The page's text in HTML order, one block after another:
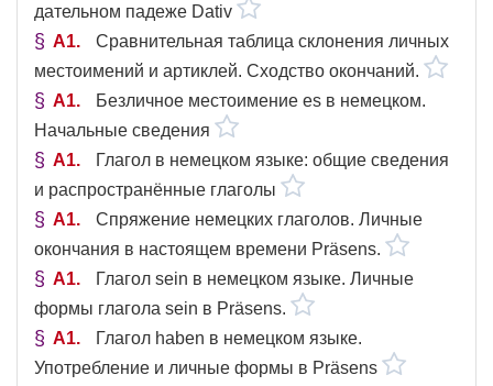
дательном падеже Dativ
A1
Сравнительная таблица склонения личных
местоимений и артиклей. Сходство окончаний.
A1
Безличное местоимение es в немецком.
Начальные сведения
A1
Глагол в немецком языке: общие сведения
и распространённые глаголы
A1
Спряжение немецких глаголов. Личные
окончания в настоящем времени Präsens.
A1
Глагол sein в немецком языке. Личные
формы глагола sein в Präsens.
A1
Глагол haben в немецком языке.
Употребление и личные формы в Präsens